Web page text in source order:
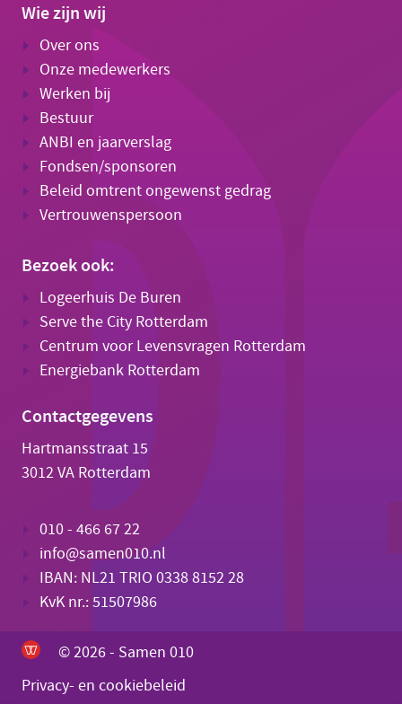
Wie zijn wij
Over ons
Onze medewerkers
Werken bij
Bestuur
ANBI en jaarverslag
Fondsen/sponsoren
Beleid omtrent ongewenst gedrag
Vertrouwenspersoon
Bezoek ook:
Logeerhuis De Buren
Serve the City Rotterdam
Centrum voor Levensvragen Rotterdam
Energiebank Rotterdam
Contactgegevens
Hartmansstraat 15
3012 VA Rotterdam
010 - 466 67 22
info@samen010.nl
IBAN: NL21 TRIO 0338 8152 28
KvK nr.: 51507986
© 2026 - Samen 010
Privacy- en cookiebeleid